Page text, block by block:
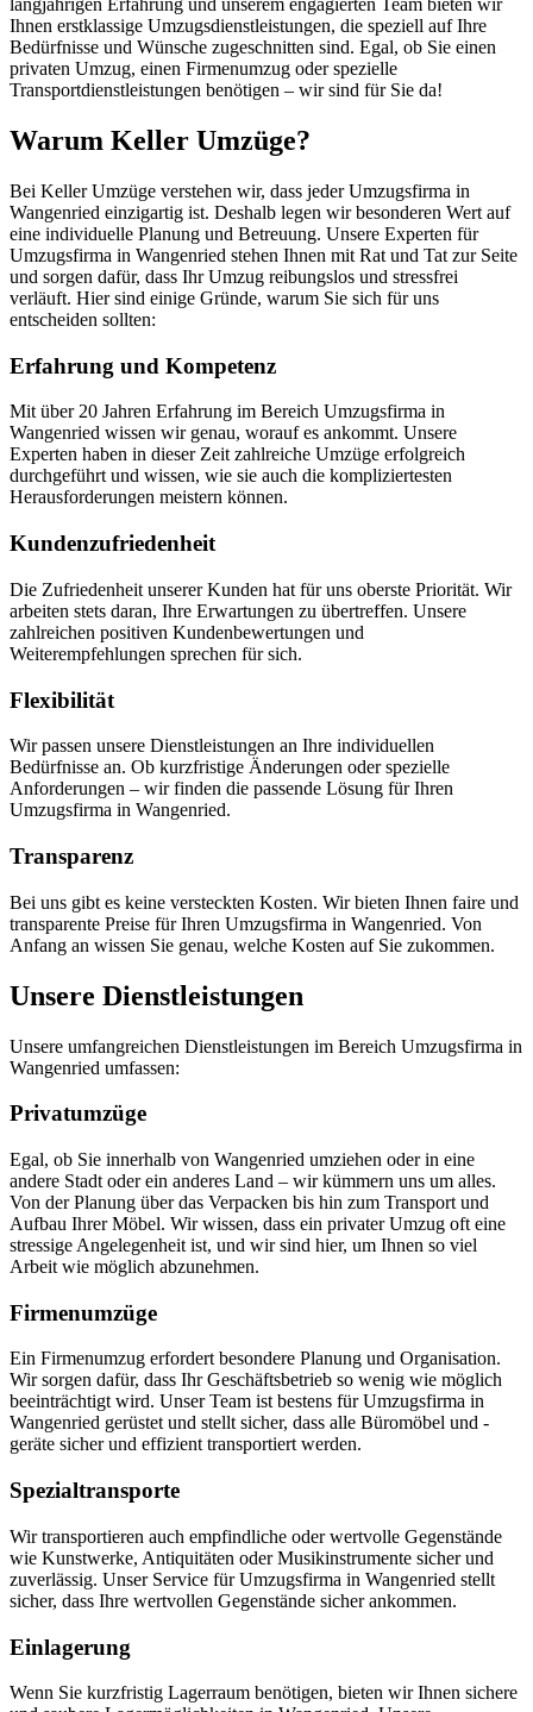
langjährigen Erfahrung und unserem engagierten Team bieten wir
Ihnen erstklassige Umzugsdienstleistungen, die speziell auf Ihre
Bedürfnisse und Wünsche zugeschnitten sind. Egal, ob Sie einen
privaten Umzug, einen Firmenumzug oder spezielle
Transportdienstleistungen benötigen – wir sind für Sie da!
Warum Keller Umzüge?
Bei Keller Umzüge verstehen wir, dass jeder Umzugsfirma in
Wangenried einzigartig ist. Deshalb legen wir besonderen Wert auf
eine individuelle Planung und Betreuung. Unsere Experten für
Umzugsfirma in Wangenried stehen Ihnen mit Rat und Tat zur Seite
und sorgen dafür, dass Ihr Umzug reibungslos und stressfrei
verläuft. Hier sind einige Gründe, warum Sie sich für uns
entscheiden sollten:
Erfahrung und Kompetenz
Mit über 20 Jahren Erfahrung im Bereich Umzugsfirma in
Wangenried wissen wir genau, worauf es ankommt. Unsere
Experten haben in dieser Zeit zahlreiche Umzüge erfolgreich
durchgeführt und wissen, wie sie auch die kompliziertesten
Herausforderungen meistern können.
Kundenzufriedenheit
Die Zufriedenheit unserer Kunden hat für uns oberste Priorität. Wir
arbeiten stets daran, Ihre Erwartungen zu übertreffen. Unsere
zahlreichen positiven Kundenbewertungen und
Weiterempfehlungen sprechen für sich.
Flexibilität
Wir passen unsere Dienstleistungen an Ihre individuellen
Bedürfnisse an. Ob kurzfristige Änderungen oder spezielle
Anforderungen – wir finden die passende Lösung für Ihren
Umzugsfirma in Wangenried.
Transparenz
Bei uns gibt es keine versteckten Kosten. Wir bieten Ihnen faire und
transparente Preise für Ihren Umzugsfirma in Wangenried. Von
Anfang an wissen Sie genau, welche Kosten auf Sie zukommen.
Unsere Dienstleistungen
Unsere umfangreichen Dienstleistungen im Bereich Umzugsfirma in
Wangenried umfassen:
Privatumzüge
Egal, ob Sie innerhalb von Wangenried umziehen oder in eine
andere Stadt oder ein anderes Land – wir kümmern uns um alles.
Von der Planung über das Verpacken bis hin zum Transport und
Aufbau Ihrer Möbel. Wir wissen, dass ein privater Umzug oft eine
stressige Angelegenheit ist, und wir sind hier, um Ihnen so viel
Arbeit wie möglich abzunehmen.
Firmenumzüge
Ein Firmenumzug erfordert besondere Planung und Organisation.
Wir sorgen dafür, dass Ihr Geschäftsbetrieb so wenig wie möglich
beeinträchtigt wird. Unser Team ist bestens für Umzugsfirma in
Wangenried gerüstet und stellt sicher, dass alle Büromöbel und -
geräte sicher und effizient transportiert werden.
Spezialtransporte
Wir transportieren auch empfindliche oder wertvolle Gegenstände
wie Kunstwerke, Antiquitäten oder Musikinstrumente sicher und
zuverlässig. Unser Service für Umzugsfirma in Wangenried stellt
sicher, dass Ihre wertvollen Gegenstände sicher ankommen.
Einlagerung
Wenn Sie kurzfristig Lagerraum benötigen, bieten wir Ihnen sichere